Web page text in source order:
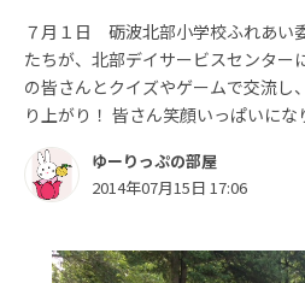
７月１日 砺波北部小学校ふれあい
たちが、北部デイサービスセンター
の皆さんとクイズやゲームで交流し
り上がり！ 皆さん笑顔いっぱいに
ゆーりっぷの部屋
2014年07月15日 17:06